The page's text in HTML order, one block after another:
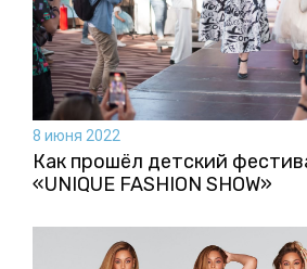
8 июня 2022
Как прошёл детский
«UNIQUE FASHION SHOW»